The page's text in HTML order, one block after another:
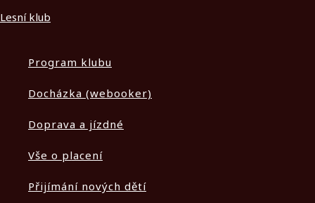
Lesní klub
Program klubu
Docházka (webooker)
Doprava a jízdné
Vše o placení
Přijímání nových dětí